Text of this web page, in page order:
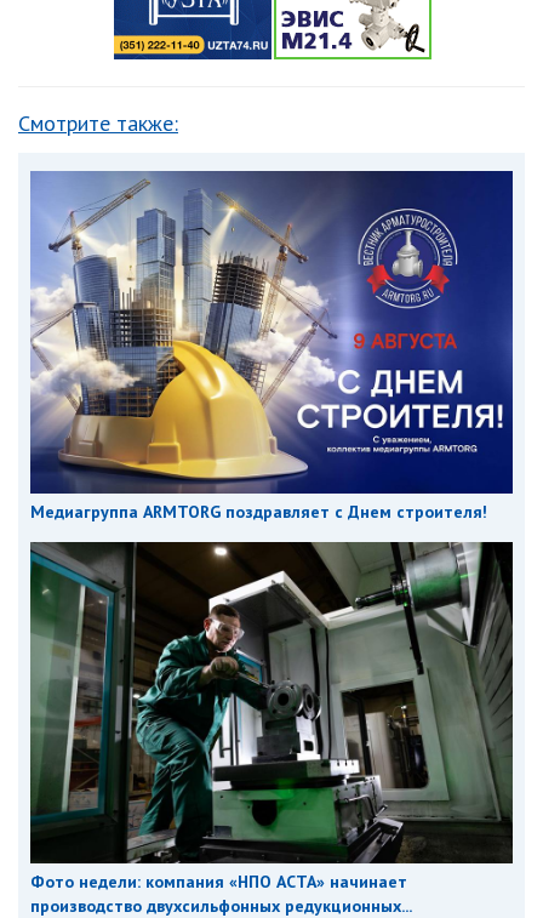
Смотрите также:
Медиагруппа ARMTORG поздравляет с Днем строителя!
Фото недели: компания «НПО АСТА» начинает
производство двухсильфонных редукционных...